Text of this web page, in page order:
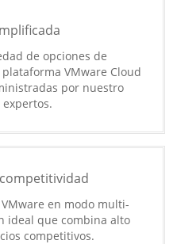
de opciones de
VMware Cloud
por nuestro
en modo multi-
ideal que combina alto
competitivos.